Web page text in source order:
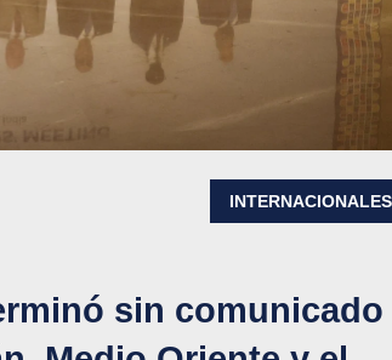
INTERNACIONALES
sin comunicado